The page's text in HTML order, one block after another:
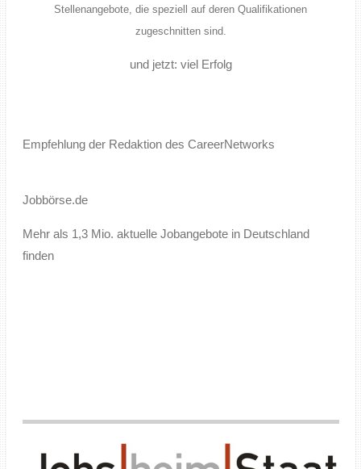
Stellenangebote, die speziell auf deren Qualifikationen
zugeschnitten sind.
und jetzt: viel Erfolg
Empfehlung der Redaktion des CareerNetworks
Jobbörse.de
Mehr als 1,3 Mio. aktuelle Jobangebote in Deutschland
finden